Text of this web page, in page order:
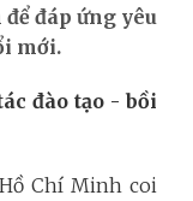
đáp ứng yêu
mới.
đào tạo - bồi
Chí Minh coi